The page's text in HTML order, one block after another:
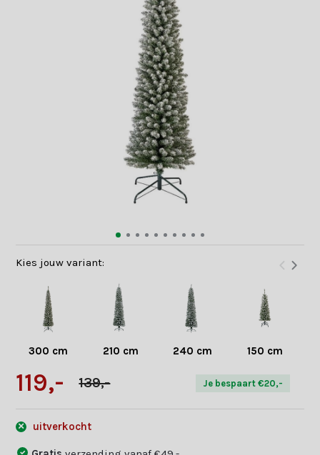
Kies jouw variant:
300 cm 210 cm 240 cm 150 cm
119,- 139,- Je bespaart €20,-
uitverkocht